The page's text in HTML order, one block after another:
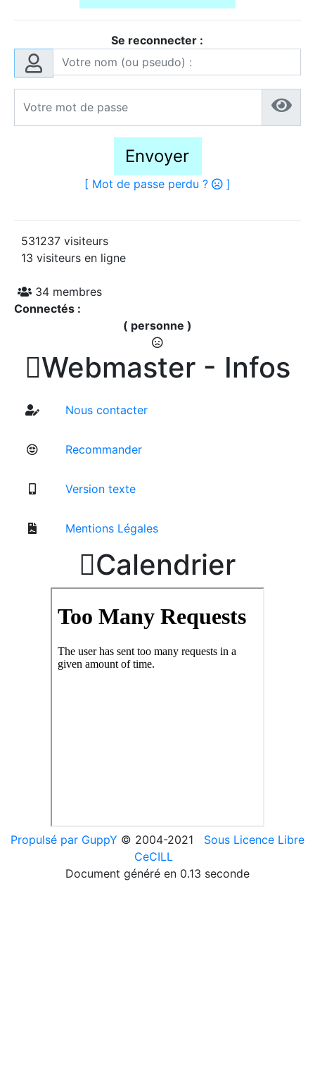
Se reconnecter :
Envoyer
[ Mot de passe perdu ? ]
531237 visiteurs
13 visiteurs en ligne
34 membres
Connectés :
( personne )
Webmaster - Infos
Nous contacter
Recommander
Version texte
Mentions Légales
Calendrier
Propulsé par GuppY © 2004-2021
Sous Licence Libre
CeCILL
Document généré en 0.13 seconde